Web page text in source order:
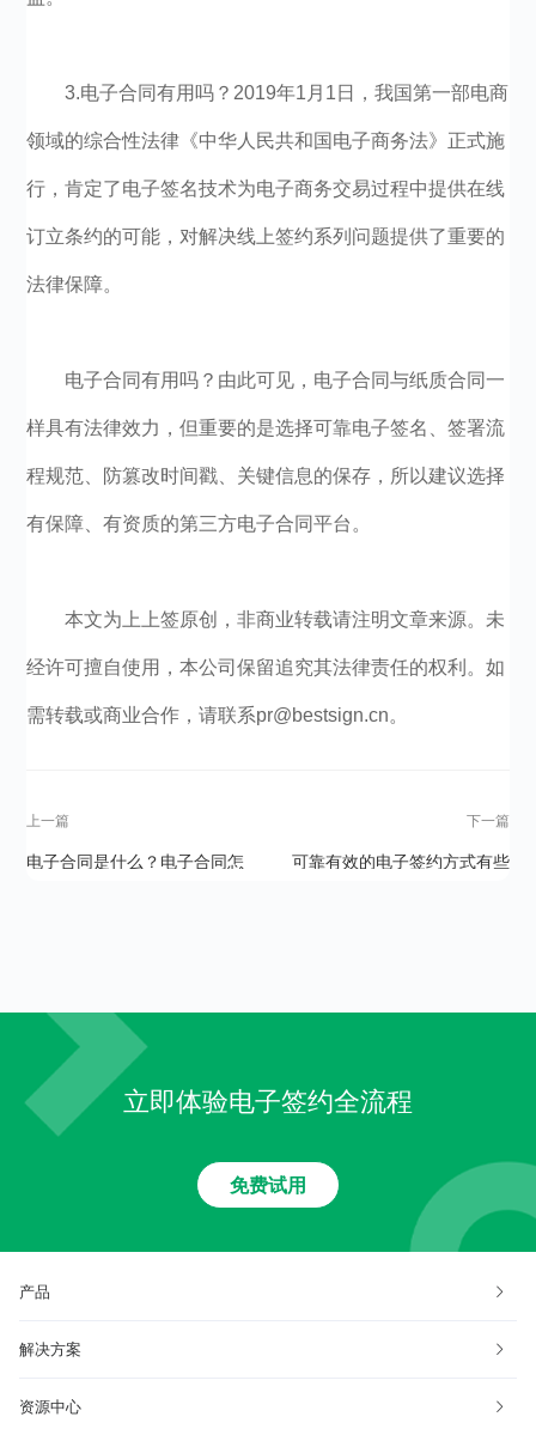
3.电子合同有用吗？2019年1月1日，我国第一部电商
领域的综合性法律《中华人民共和国电子商务法》正式施
行，肯定了电子签名技术为电子商务交易过程中提供在线
订立条约的可能，对解决线上签约系列问题提供了重要的
法律保障。
电子合同有用吗？由此可见，电子合同与纸质合同一
样具有法律效力，但重要的是选择可靠电子签名、签署流
程规范、防篡改时间戳、关键信息的保存，所以建议选择
有保障、有资质的第三方电子合同平台。
本文为上上签原创，非商业转载请注明文章来源。未
经许可擅自使用，本公司保留追究其法律责任的权利。如
需转载或商业合作，请联系pr@bestsign.cn。
上一篇
电子合同是什么？电子合同怎
下一篇
可靠有效的电子签约方式有些
立即体验电子签约全流程
免费试用
产品
解决方案
资源中心